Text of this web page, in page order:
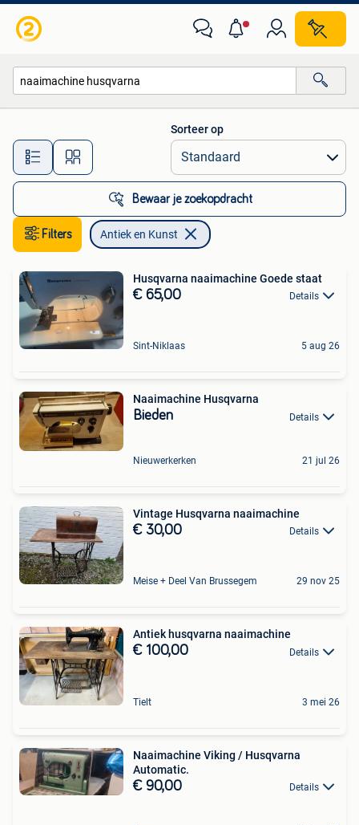
Alle afstanden…
Sorteer op
Bewaar je zoekopdracht
Filters Antiek en Kunst
Husqvarna naaimachine Goede staat
€ 65,00 Details
Sint-Niklaas 5 aug 26
Naaimachine Husqvarna
Bieden Details
Nieuwerkerken 21 jul 26
Vintage Husqvarna naaimachine
€ 30,00 Details
Meise + Deel Van Brussegem 29 nov 25
Antiek husqvarna naaimachine
€ 100,00 Details
Tielt 3 mei 26
Naaimachine Viking / Husqvarna
Automatic.
€ 90,00 Details